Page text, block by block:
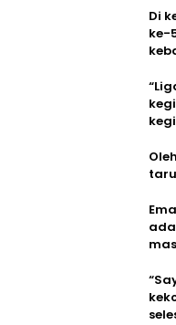
Di
ke-